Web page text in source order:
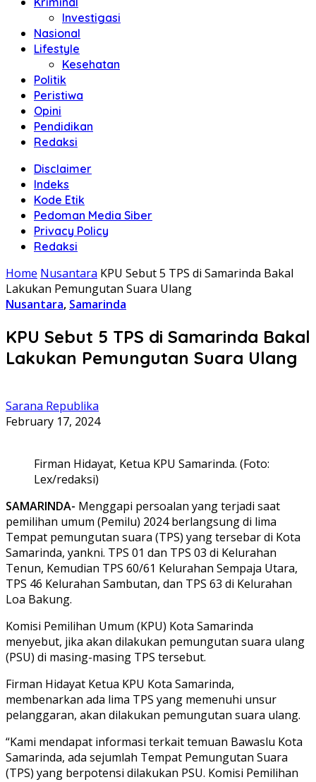
Investigasi
Nasional
Lifestyle
Kesehatan
Politik
Peristiwa
Opini
Pendidikan
Redaksi
Disclaimer
Indeks
Kode Etik
Pedoman Media Siber
Privacy Policy
Redaksi
Home Nusantara KPU Sebut 5 TPS di Samarinda Bakal
Lakukan Pemungutan Suara Ulang
Nusantara, Samarinda
KPU Sebut 5 TPS di Samarinda Bakal
Lakukan Pemungutan Suara Ulang
Sarana Republika
February 17, 2024
Firman Hidayat, Ketua KPU Samarinda. (Foto:
Lex/redaksi)
SAMARINDA- Menggapi persoalan yang terjadi saat
pemilihan umum (Pemilu) 2024 berlangsung di lima
Tempat pemungutan suara (TPS) yang tersebar di Kota
Samarinda, yankni. TPS 01 dan TPS 03 di Kelurahan
Tenun, Kemudian TPS 60/61 Kelurahan Sempaja Utara,
TPS 46 Kelurahan Sambutan, dan TPS 63 di Kelurahan
Loa Bakung.
Komisi Pemilihan Umum (KPU) Kota Samarinda
menyebut, jika akan dilakukan pemungutan suara ulang
(PSU) di masing-masing TPS tersebut.
Firman Hidayat Ketua KPU Kota Samarinda,
membenarkan ada lima TPS yang memenuhi unsur
pelanggaran, akan dilakukan pemungutan suara ulang.
“Kami mendapat informasi terkait temuan Bawaslu Kota
Samarinda, ada sejumlah Tempat Pemungutan Suara
(TPS) yang berpotensi dilakukan PSU. Komisi Pemilihan